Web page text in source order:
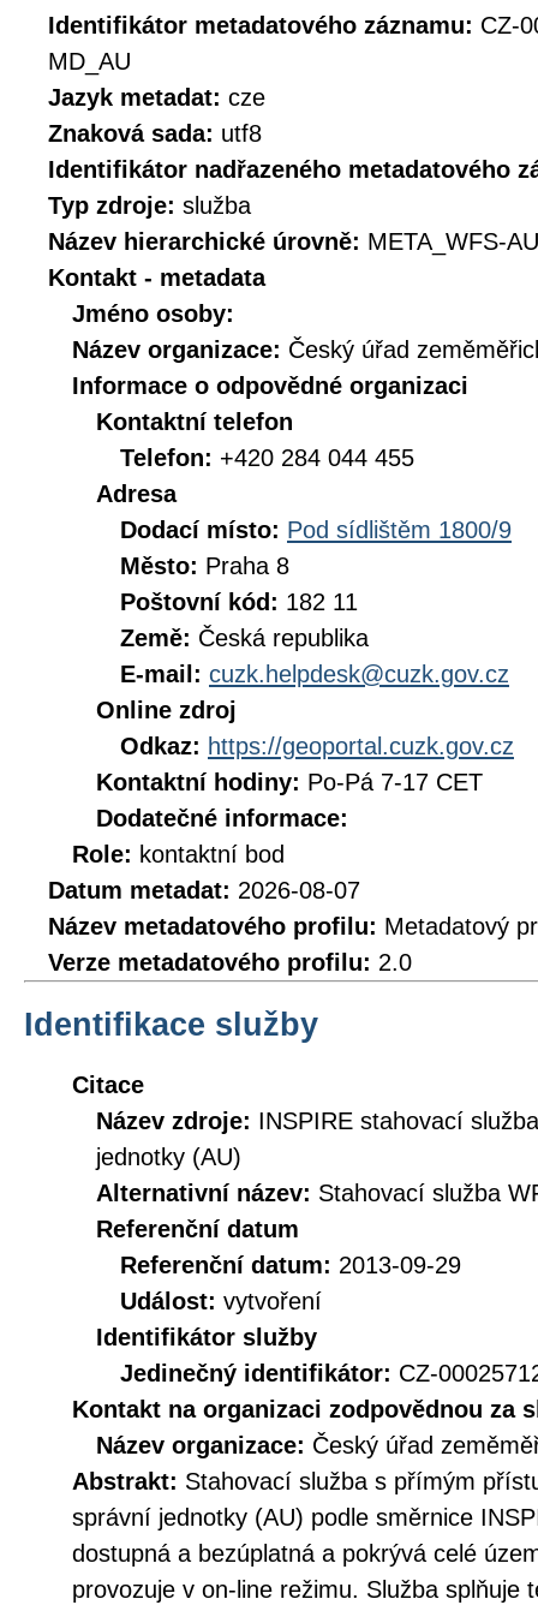
Identifikátor metadatového záznamu: CZ-
MD_AU
Jazyk metadat: cze
Znaková sada: utf8
Identifikátor nadřazeného metadatového
Typ zdroje: služba
Název hierarchické úrovně: META_WFS-
Kontakt - metadata
Jméno osoby:
Název organizace: Český úřad
Informace o odpovědné organizaci
Kontaktní telefon
Telefon: +420 284 044 455
Adresa
Dodací místo: Pod sídlištěm 1800/9
Město: Praha 8
Poštovní kód: 182 11
Země: Česká republika
E-mail: cuzk.helpdesk@cuzk.gov.cz
Online zdroj
Odkaz: https://geoportal.cuzk.gov.cz
Kontaktní hodiny: Po-Pá 7-17 CET
Dodatečné informace:
Role: kontaktní bod
Datum metadat: 2026-08-07
Název metadatového profilu: Metadatový
Verze metadatového profilu: 2.0
Identifikace služby
Citace
Název zdroje: INSPIRE stahovací
jednotky (AU)
Alternativní název: Stahovací služba
Referenční datum
Referenční datum: 2013-09-29
Událost: vytvoření
Identifikátor služby
Jedinečný identifikátor: CZ-
Kontakt na organizaci zodpovědnou za
Název organizace: Český úřad
Abstrakt: Stahovací služba s přímým
správní jednotky (AU) podle směrnice
dostupná a bezúplatná a pokrývá celé
provozuje v on-line režimu. Služba splňuje